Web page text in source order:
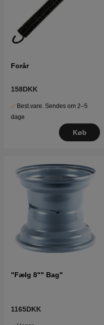
Forår
158DKK
Best.vare. Sendes om 2–5
dage
Køb
"Fælg 8"" Bag"
1165DKK